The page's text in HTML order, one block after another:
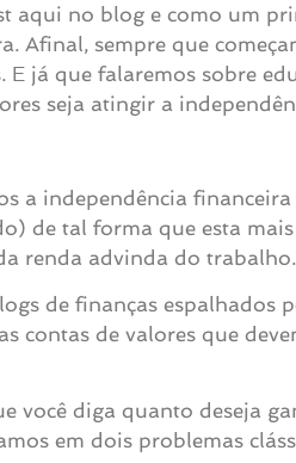
aqui no blog e como um
Afinal, sempre que
E já que falaremos sobre
seja atingir a
a independência
de tal forma que esta
renda advinda do trabalho.
de finanças espalhados
contas de valores que
você diga quanto deseja
em dois problemas